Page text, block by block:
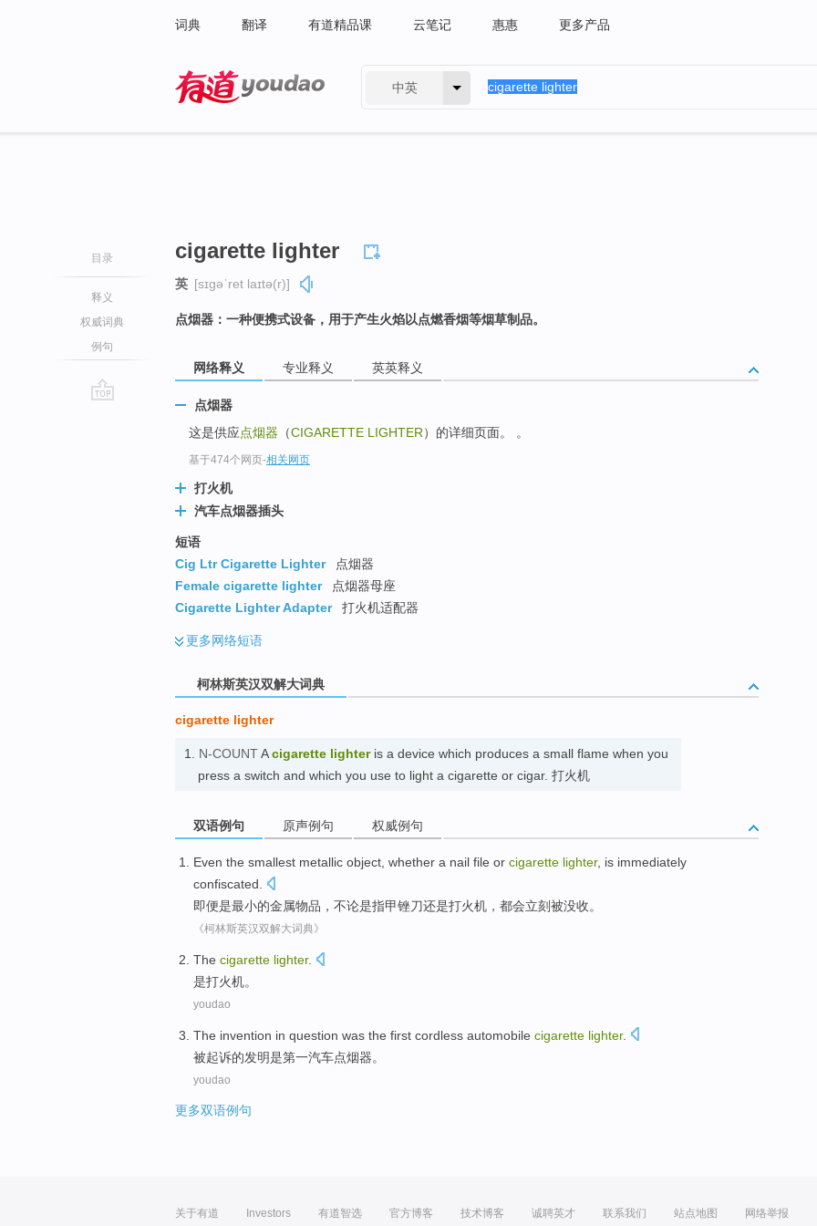
词典 翻译 有道精品课 云笔记 惠惠 更多产品
中英
目录
释义
权威词典
例句
cigarette lighter
英 [sɪɡəˈret laɪtə(r)]
点烟器：一种便携式设备，用于产生火焰以点燃香烟等烟草制品。
网络释义 专业释义 英英释义
点烟器
这是供应点烟器 （CIGARETTE LIGHTER）的详细页面。 。
基于474个网页-相关网页
打火机
汽车点烟器插头
短语
Cig Ltr Cigarette Lighter
点烟器
Female cigarette lighter
点烟器母座
Cigarette Lighter Adapter
打火机适配器
更多网络短语
柯林斯英汉双解大词典
cigarette lighter
1. N-COUNTAcigarette lighteris a device which produces a small flame when you
press a switch and which you use to light a cigarette or cigar. 打火机
双语例句 原声例句 权威例句
Even the smallest metallic object whether a nail file or cigarette lighter, is immediately
confiscated
即便是最小的金属物品 ， 不论是指甲锉刀还是打火机 ， 都会立刻被没收。
《柯林斯英汉双解大词典》
The cigarette lighter.
是打火机。
youdao
The invention in question was the first cordless automobile cigarette lighter.
被起诉的发明是第一汽车点烟器。
youdao
更多双语例句
关于有道 Investors 有道智选 官方博客 技术博客 诚聘英才 联系我们 站点地图 网络举报